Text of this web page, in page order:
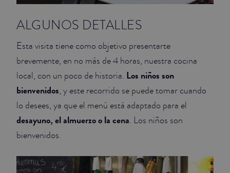
ALGUNOS DETALLES
Esta visita tiene como objetivo presentarte
brevemente, en no más de 4 horas, nuestra cocina
local, con un poco de historia. Los niños son
bienvenidos, y este recorrido se puede tomar cuando
lo desees, ya que el menú está adaptado para el
desayuno, el almuerzo o la cena. Los niños son
bienvenidos.